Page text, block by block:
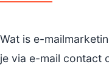
Wat is e-
je via e-mail contact